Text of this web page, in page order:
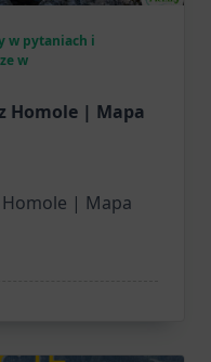
w pytaniach i
w
Homole | Mapa
| Mapa